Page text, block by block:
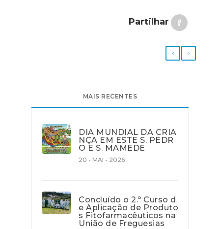
Partilhar
MAIS RECENTES
DIA MUNDIAL DA CRIA
NÇA EM ESTE S. PEDR
O E S. MAMEDE
20 - MAI - 2026
Concluído o 2.º Curso d
e Aplicação de Produto
s Fitofarmacêuticos na
União de Freguesias